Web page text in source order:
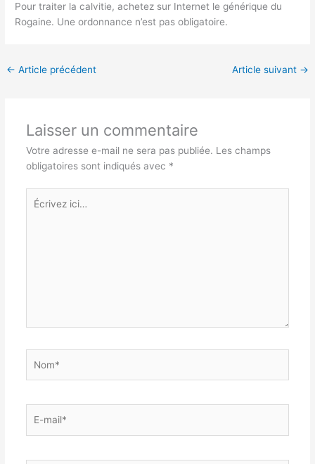
Pour traiter la calvitie, achetez sur Internet le générique du
Rogaine. Une ordonnance n’est pas obligatoire.
← Article précédent Article suivant →
Laisser un commentaire
Votre adresse e-mail ne sera pas publiée. Les champs
obligatoires sont indiqués avec *
Écrivez
ici…
mail*